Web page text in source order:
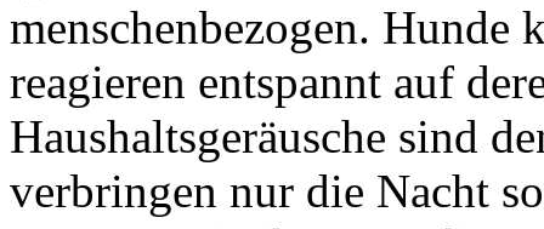
menschenbezogen. Hunde
reagieren entspannt auf
Haushaltsgeräusche sind
verbringen nur die Nacht